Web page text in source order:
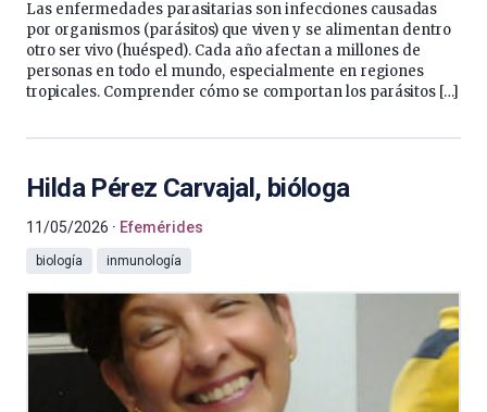
Las enfermedades parasitarias son infecciones causadas
por organismos (parásitos) que viven y se alimentan dentro
otro ser vivo (huésped). Cada año afectan a millones de
personas en todo el mundo, especialmente en regiones
tropicales. Comprender cómo se comportan los parásitos […]
Hilda Pérez Carvajal, bióloga
11/05/2026 Efemérides
biología inmunología